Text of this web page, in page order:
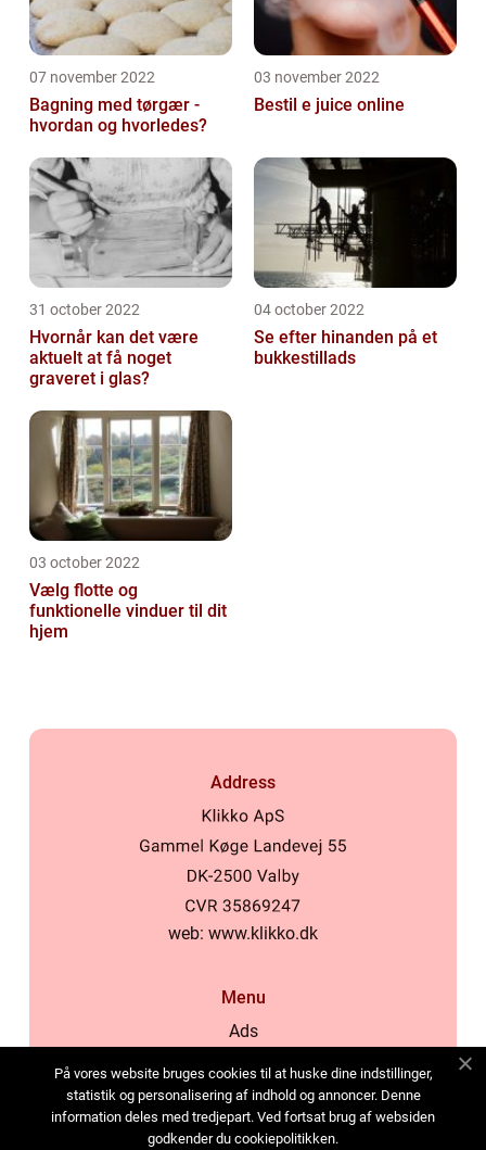
07 november 2022
Bagning med tørgær -
hvordan og hvorledes?
03 november 2022
Bestil e juice online
31 october 2022
Hvornår kan det være
aktuelt at få noget
graveret i glas?
04 october 2022
Se efter hinanden på et
bukkestillads
03 october 2022
Vælg flotte og
funktionelle vinduer til dit
hjem
Address
web: www.klikko.dk
Menu
Ads
Cookies
Contact
På vores website bruges cookies til at huske dine indstillinger,
statistik og personalisering af indhold og annoncer. Denne
information deles med tredjepart. Ved fortsat brug af websiden
godkender du cookiepolitikken.